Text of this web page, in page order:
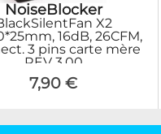
NoiseBlocker
X2
16dB, 26CFM,
3 pins carte mère
REV 3.00
7,90 €